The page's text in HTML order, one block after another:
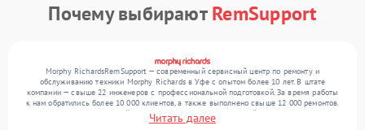
Почему выбираютRemSupport
Morphy RichardsRemSupport — современный сервисный центр по ремонту и
обслуживанию техники Morphy Richards в Уфе с опытом более 10 лет. В штате
компании — свыше 22 инженеров с профессиональной подготовкой. За время работы
к нам обратились более 10 000 клиентов, а также выполнено свыше 12 000 ремонтов.
Ежемесячно в сервисный центр поступает более 300 устройств, включая , , . Мы
работаем с широким спектром неисправностей и гарантируем высокое качество
Читать далее